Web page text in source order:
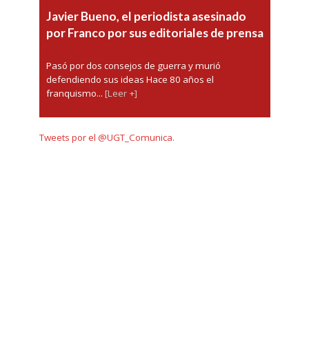
Javier Bueno, el periodista asesinado
por Franco por sus editoriales de prensa
Pasó por dos consejos de guerra y murió
defendiendo sus ideas Hace 80 años el
franquismo... [Leer +]
Tweets por el @UGT_Comunica.